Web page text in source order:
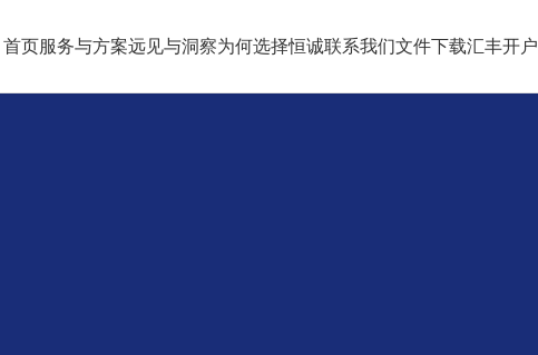
首页服务与方案远见与洞察为何选择恒诚联系我们文件下载汇丰开户